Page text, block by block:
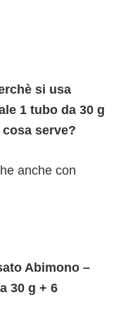
si usa
1 tubo da 30 g
serve?
anche con
Abimono –
30 g + 6